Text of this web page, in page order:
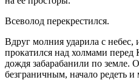
Всеволод перекрестился.
Вдруг молния ударила с небес,
прокатился над холмами перед
дождя забарабанили по земле.
безграничным, начало редеть и